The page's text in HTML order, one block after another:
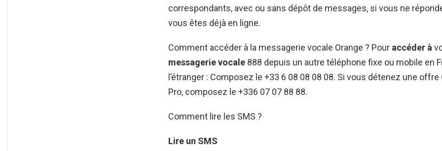
correspondants, avec ou sans dépôt de messages, si vous ne
vous êtes déjà en ligne.
Comment accéder à la messagerie vocale Orange ? Pour accéder à
messagerie vocale 888 depuis un autre téléphone fixe ou mobile en
l’étranger : Composez le +33 6 08 08 08 08. Si vous détenez une offre
Pro, composez le +336 07 07 88 88.
Comment lire les SMS ?
Lire un SMS